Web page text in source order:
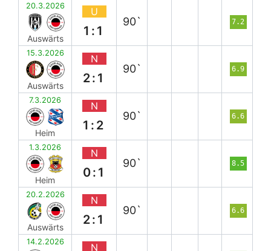
20.3.2026
Auswärts
U
1:1
90` 7.2
15.3.2026
Auswärts
N
2:1
90` 6.9
7.3.2026
Heim
N
1:2
90` 6.6
1.3.2026
Heim
N
0:1
90` 8.5
20.2.2026
Auswärts
N
2:1
90` 6.6
14.2.2026 N